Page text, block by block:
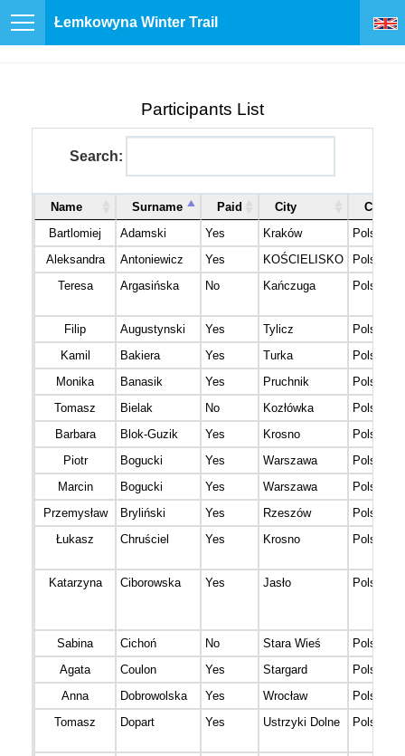
Łemkowyna Winter Trail
Participants List
Search:
Name Surname Paid City
Bartlomiej
Adamski Yes Kraków
Polska
Aleksandra
Antoniewicz Yes KOŚCIELISKO
Polska
Teresa
Argasińska No Kańczuga Polska
Filip Augustynski Yes Tylicz
Polska
Kamil
Bakiera Yes Turka
Polska
Monika
Banasik Yes Pruchnik
Polska
Tomasz
Bielak No Kozłówka
Polska
Barbara
Blok-Guzik Yes Krosno
Polska
Piotr
Bogucki Yes Warszawa
Polska
Marcin
Bogucki Yes Warszawa
Polska
Przemysław
Bryliński Yes Rzeszów
Polska
Łukasz
Chruściel Yes Krosno Polska
Katarzyna Ciborowska Yes Jasło Polska
Sabina Cichoń No Stara Wieś
Polska
Agata
Coulon Yes Stargard
Polska
Anna
Dobrowolska Yes Wrocław
Polska
Tomasz
Dopart Yes Ustrzyki Dolne Polska